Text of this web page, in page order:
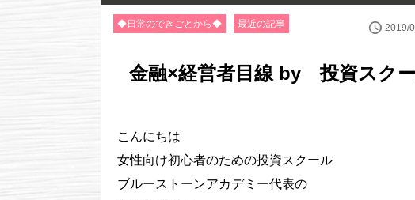
◆日常のできごとから◆ 最近の記事 2019/
金融×経営者目線 by 投資スク
こんにちは
女性向け初心者のための投資スクール
ブルーストーンアカデミー代表の